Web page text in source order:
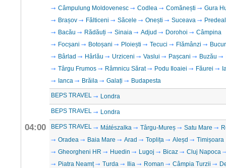
04:00
Câmpulung Moldovenesc
Codlea Comănești
Gura
Brașov
Fălticeni Săcele Onești Suceava
Predeal
Bacău
Rădăuți Sinaia Adjud Dorohoi
Câmpina
Focșani
Botoșani Ploiești Tecuci Flămânzi
Bârlad
Hârlău Urziceni Vaslui Pașcani Buzău
Târgu Frumos
Râmnicu Sărat Podu Iloaiei Făurei
Ianca
Brăila Galați Budapesta
BEPS TRAVEL Londra
BEPS TRAVEL Londra
BEPS TRAVEL Mátészalka Târgu-Mureș Satu Mare
Oradea
Baia Mare Arad Toplița Aleșd
Timișoara
Gheorgheni HR
Huedin Lugoj Bicaz
Cluj Napoca
Piatra Neamț
Turda Ilia Roman Câmpia Turzii